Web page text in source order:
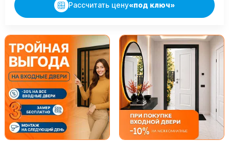
Рассчитать цену«под ключ»